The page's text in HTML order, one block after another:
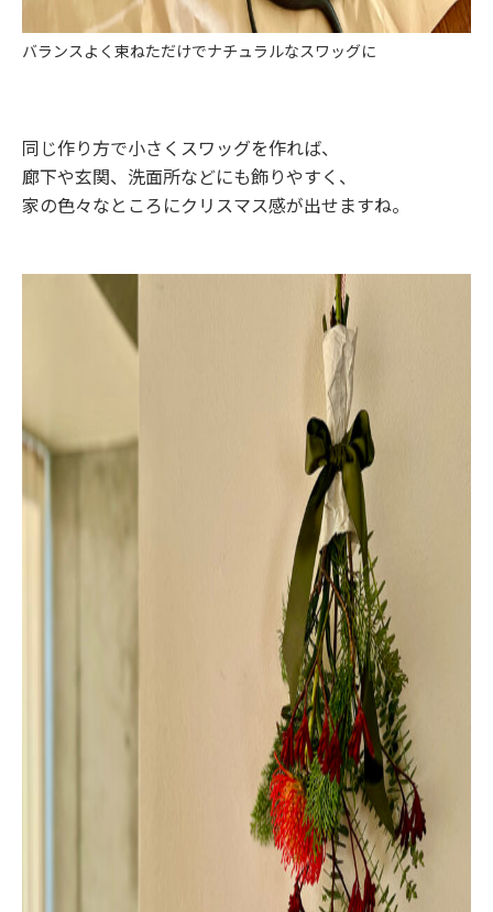
バランスよく束ねただけでナチュラルなスワッグに
同じ作り方で小さくスワッグを作れば、
廊下や玄関、洗面所などにも飾りやすく、
家の色々なところにクリスマス感が出せますね。